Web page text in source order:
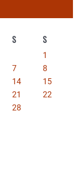
S S
1
7
8
14
15
21
22
28